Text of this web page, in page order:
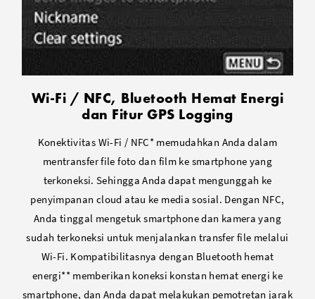
Wi-Fi / NFC, Bluetooth Hemat Energi
dan Fitur GPS Logging
Konektivitas Wi-Fi / NFC* memudahkan Anda dalam
mentransfer file foto dan film ke smartphone yang
terkoneksi. Sehingga Anda dapat mengunggah ke
penyimpanan cloud atau ke media sosial. Dengan NFC,
Anda tinggal mengetuk smartphone dan kamera yang
sudah terkoneksi untuk menjalankan transfer file melalui
Wi-Fi. Kompatibilitasnya dengan Bluetooth hemat
energi** memberikan koneksi konstan hemat energi ke
smartphone, dan Anda dapat melakukan pemotretan jarak